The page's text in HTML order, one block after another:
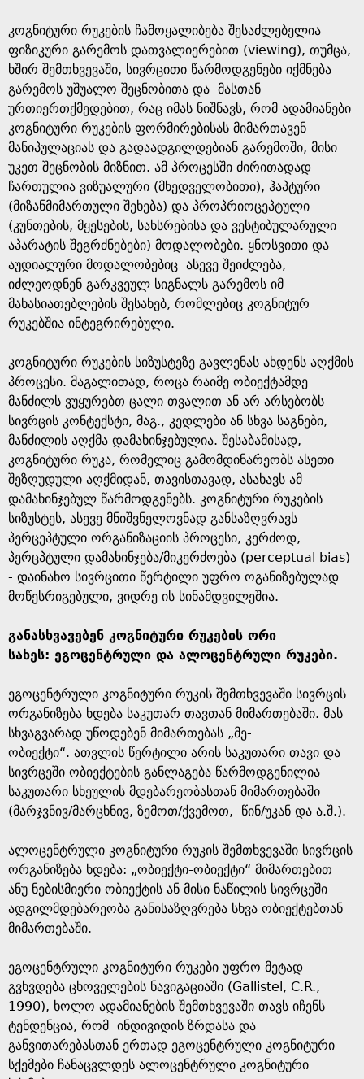
კოგნიტური რუკების ჩამოყალიბება შესაძლებელია
ფიზიკური გარემოს დათვალიერებით (viewing), თუმცა,
ხშირ შემთხვევაში, სივრცითი წარმოდგენები იქმნება
გარემოს უშუალო შეცნობითა და მასთან
ურთიერთქმედებით, რაც იმას ნიშნავს, რომ ადამიანები
კოგნიტური რუკების ფორმირებისას მიმართავენ
მანიპულაციას და გადაადგილდებიან გარემოში, მისი
უკეთ შეცნობის მიზნით. ამ პროცესში ძირითადად
ჩართულია ვიზუალური (მხედველობითი), ჰაპტური
(მიზანმიმართული შეხება) და პროპრიოცეპტული
(კუნთების, მყესების, სახსრებისა და ვესტიბულარული
აპარატის შეგრძნებები) მოდალობები. ყნოსვითი და
აუდიალური მოდალობებიც ასევე შეიძლება,
იძლეოდნენ გარკვეულ სიგნალს გარემოს იმ
მახასიათებლების შესახებ, რომლებიც კოგნიტურ
რუკებშია ინტეგრირებული.
კოგნიტური რუკების სიზუსტეზე გავლენას ახდენს აღქმის
პროცესი. მაგალითად, როცა რაიმე ობიექტამდე
მანძილს ვუყურებთ ცალი თვალით ან არ არსებობს
სივრცის კონტექსტი, მაგ., კედლები ან სხვა საგნები,
მანძილის აღქმა დამახინჯებულია. შესაბამისად,
კოგნიტური რუკა, რომელიც გამომდინარეობს ასეთი
შეზღუდული აღქმიდან, თავისთავად, ასახავს ამ
დამახინჯებულ წარმოდგენებს. კოგნიტური რუკების
სიზუსტეს, ასევე მნიშვნელოვნად განსაზღვრავს
პერცეპტული ორგანიზაციის პროცესი, კერძოდ,
პერცპტული დამახინჯება/მიკერძოება (perceptual bias)
- დაინახო სივრცითი წერტილი უფრო ოგანიზებულად
მოწესრიგებული, ვიდრე ის სინამდვილეშია.
განასხვავებენ კოგნიტური რუკების ორი
სახეს: ეგოცენტრული და ალოცენტრული რუკები.
ეგოცენტრული კოგნიტური რუკის შემთხვევაში სივრცის
ორგანიზება ხდება საკუთარ თავთან მიმართებაში. მას
სხვაგვარად უწოდებენ მიმართებას „მე-
ობიექტი“. ათვლის წერტილი არის საკუთარი თავი და
სივრცეში ობიექტების განლაგება წარმოდგენილია
საკუთარი სხეულის მდებარეობასთან მიმართებაში
(მარჯვნივ/მარცხნივ, ზემოთ/ქვემოთ, წინ/უკან და ა.შ.).
ალოცენტრული კოგნიტური რუკის შემთხვევაში სივრცის
ორგანიზება ხდება: „ობიექტი-ობიექტი“ მიმართებით
ანუ ნებისმიერი ობიექტის ან მისი ნაწილის სივრცეში
ადგილმდებარეობა განისაზღვრება სხვა ობიექტებთან
მიმართებაში.
ეგოცენტრული კოგნიტური რუკები უფრო მეტად
გვხვდება ცხოველების ნავიგაციაში (Gallistel, C.R.,
1990), ხოლო ადამიანების შემთხვევაში თავს იჩენს
ტენდენცია, რომ ინდივიდის ზრდასა და
განვითარებასთან ერთად ეგოცენტრული კოგნიტური
სქემები ჩანაცვლდეს ალოცენტრული კოგნიტური